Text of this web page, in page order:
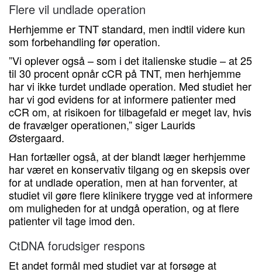
Flere vil undlade operation
Herhjemme er TNT standard, men indtil videre kun
som forbehandling før operation.
”Vi oplever også – som i det italienske studie – at 25
til 30 procent opnår cCR på TNT, men herhjemme
har vi ikke turdet undlade operation. Med studiet her
har vi god evidens for at informere patienter med
cCR om, at risikoen for tilbagefald er meget lav, hvis
de fravælger operationen,” siger Laurids
Østergaard.
Han fortæller også, at der blandt læger herhjemme
har været en konservativ tilgang og en skepsis over
for at undlade operation, men at han forventer, at
studiet vil gøre flere klinikere trygge ved at informere
om muligheden for at undgå operation, og at flere
patienter vil tage imod den.
CtDNA forudsiger respons
Et andet formål med studiet var at forsøge at